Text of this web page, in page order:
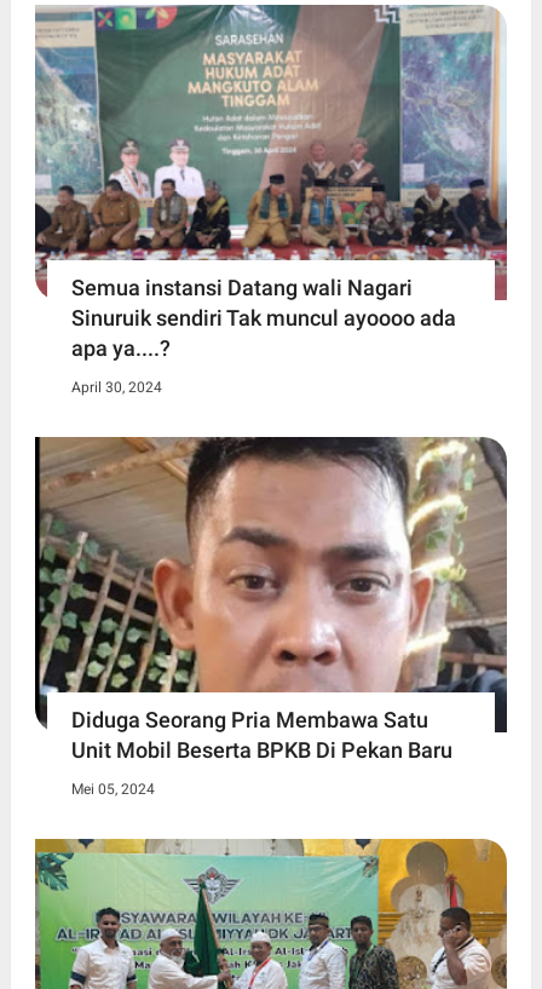
Semua instansi Datang wali Nagari
Sinuruik sendiri Tak muncul ayoooo ada
apa ya....?
April 30, 2024
Diduga Seorang Pria Membawa Satu
Unit Mobil Beserta BPKB Di Pekan Baru
Mei 05, 2024